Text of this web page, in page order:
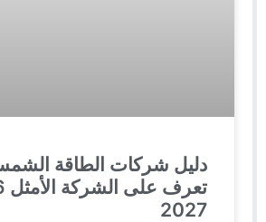
دليل شركات الطاقة
2027